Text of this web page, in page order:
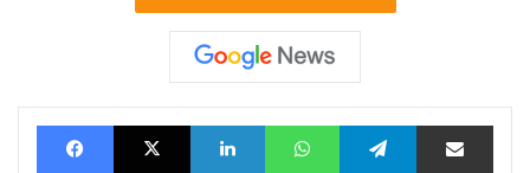
FacebookX LinkedInWhatsAppTelegramTeilen via E-Mail